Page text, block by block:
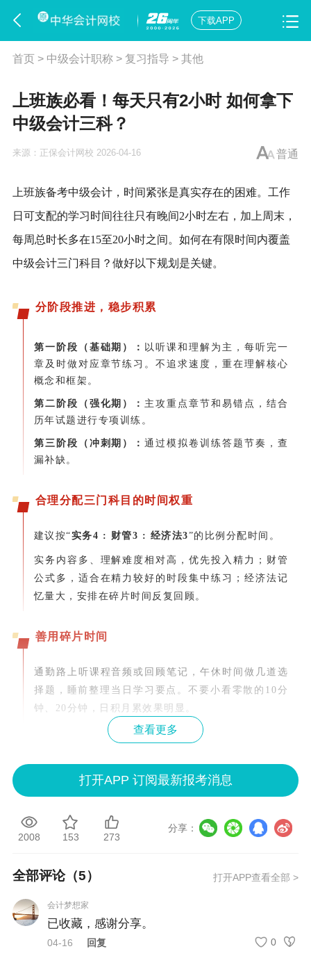
下载APP
首页> 中级会计职称> 复习指导 > 其他
上班族必看！每天只有2小时 如何拿下
中级会计三科？
普通
来源： 正保会计网校 2026-04-16
上班族备考中级会计，时间紧张是真实存在的困难。工作
日可支配的学习时间往往只有晚间2小时左右，加上周末，
每周总时长多在15至20小时之间。如何在有限时间内覆盖
中级会计三门科目？做好以下规划是关键。
分阶段推进，稳步积累
第一阶段（基础期）： 以听课和理解为主，每听完一
章及时做对应章节练习。不追求速度，重在理解核心
概念和框架。
第二阶段（强化期）： 主攻重点章节和易错点，结合
历年试题进行专项训练。
第三阶段（冲刺期）：通过模拟卷训练答题节奏，查
漏补缺。
合理分配三门科目的时间权重
建议按“实务4 : 财管3 : 经济法3”的比例分配时间。
实务内容多、理解难度相对高，优先投入精力；财管
公式多，适合在精力较好的时段集中练习；经济法记
忆量大，安排在碎片时间反复回顾。
善用碎片时间
通勤路上听课程音频或回顾笔记，午休时间做几道选
择题，睡前整理当日学习要点。不要小看零散的10分
钟、20分钟，日积月累效果明显。
周六上午安排完整时间做一套模拟卷，下午核对解
中处理需要连续思考的章节，如实务中的合并报表、
财管中的投资决策等。
5分钟回顾前一天的重点，每周末用一小时浏览本周学
查看更多
打开APP 订阅最新报考消息
2008 153 273
分享：
全部评论（5） 打开APP查看全部 >
会计梦想家
已收藏，感谢分享。
04-16 回复 0